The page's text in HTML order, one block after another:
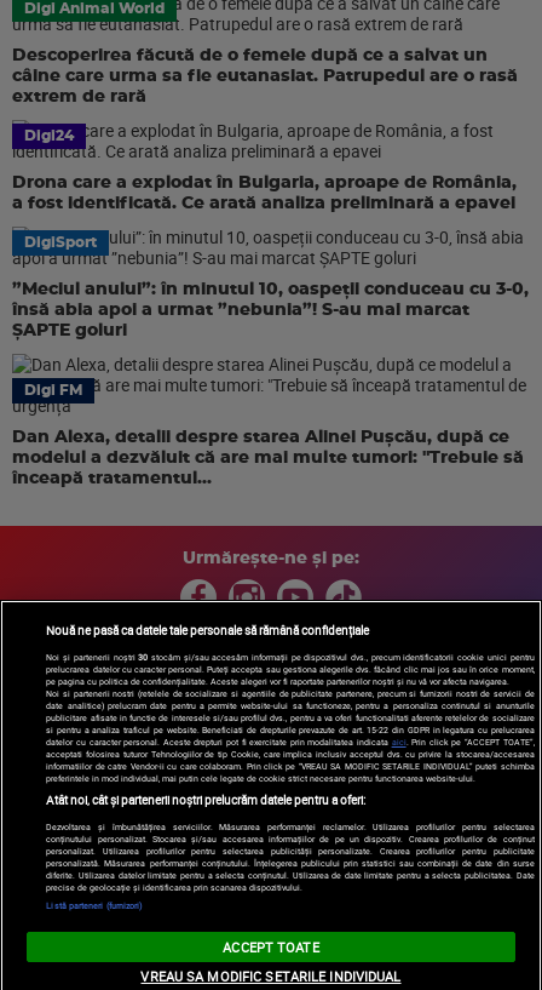
Digi Animal World
Descoperirea făcută de o femeie după ce a salvat un
câine care urma sa fie eutanasiat. Patrupedul are o rasă
extrem de rară
Digi24
Drona care a explodat în Bulgaria, aproape de România,
a fost identificată. Ce arată analiza preliminară a epavei
DigiSport
”Meciul anului”: în minutul 10, oaspeții conduceau cu 3-0,
însă abia apoi a urmat ”nebunia”! S-au mai marcat
ȘAPTE goluri
Digi FM
Dan Alexa, detalii despre starea Alinei Pușcău, după ce
modelul a dezvăluit că are mai multe tumori: "Trebuie să
înceapă tratamentul...
Urmărește-ne și pe:
Copyright © 2026 / DIGI ROMANIA S.A.
Arhiva
Comunicate de presă Politica de confidentialitate
Termeni
si conditii
Gestionați preferințele| Contact/Info Codul etic
Nouă ne pasă ca datele tale personale să rămână confidențiale
Noi și partenerii noștri30 stocăm și/sau accesăm informații pe dispozitivul dvs., precum identificatorii cookie unici pentru
prelucrarea datelor cu caracter personal. Puteți accepta sau gestiona alegerile dvs. făcând clic mai jos sau în orice moment,
pe pagina cu politica de confidențialitate. Aceste alegeri vor fi raportate partenerilor noștri și nu vă vor afecta navigarea.
Noi si partenerii nostri (retelele de socializare si agentiile de publicitate partenere, precum si furnizorii nostri de servicii de
date analitice) prelucram date pentru a permite website-ului sa functioneze, pentru a personaliza continutul si anunturile
publicitare afisate in functie de interesele si/sau profilul dvs., pentru a va oferi functionalitati aferente retelelor de socializare
si pentru a analiza traficul pe website. Beneficiati de drepturile prevazute de art. 15-22 din GDPR in legatura cu prelucrarea
datelor cu caracter personal. Aceste drepturi pot fi exercitate prin modalitatea indicata aici. Prin click pe “ACCEPT TOATE”,
acceptati folosirea tuturor Tehnologiilor de tip Cookie, care implica inclusiv acceptul dvs. cu privire la stocarea/accesarea
informatiilor de catre Vendor-ii cu care colaboram. Prin click pe “VREAU SA MODIFIC SETARILE INDIVIDUAL” puteti schimba
preferintele in mod individual, mai putin cele legate de cookie strict necesare pentru functionarea website-ului.
Atât noi, cât și partenerii noștri prelucrăm datele pentru a oferi:
Dezvoltarea și îmbunătățirea serviciilor. Măsurarea performanței reclamelor. Utilizarea profilurilor pentru selectarea
conținutului personalizat. Stocarea și/sau accesarea informațiilor de pe un dispozitiv. Crearea profilurilor de conținut
personalizat. Utilizarea profilurilor pentru selectarea publicității personalizate. Crearea profilurilor pentru publicitate
personalizată. Măsurarea performanței conținutului. Înțelegerea publicului prin statistici sau combinații de date din surse
diferite. Utilizarea datelor limitate pentru a selecta conținutul. Utilizarea de date limitate pentru a selecta publicitatea. Date
precise de geolocație și identificarea prin scanarea dispozitivului.
Listă parteneri (furnizori)
ACCEPT TOATE
VREAU SA MODIFIC SETARILE INDIVIDUAL